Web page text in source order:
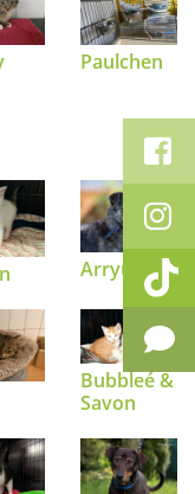
Paulchen
Arryu
Bubbleé &
Savon